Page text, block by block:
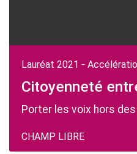
Lauréat 2021 -
Citoyenneté
Porter les voix hors
CHAMP LIBRE